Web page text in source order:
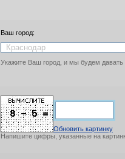
Ваш город:
Укажите Ваш город, и мы будем
Обновить картинку
Напишите цифры, указанные на